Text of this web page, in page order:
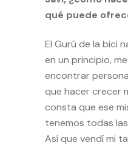
qué puede
El Gurú de la bici
en un principio,
encontrar
que hacer crecer
consta que ese
tenemos todas
Así que vendí mi